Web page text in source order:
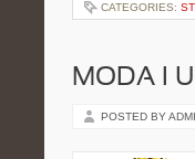
CATEGORIES:
MODA I
POSTED BY